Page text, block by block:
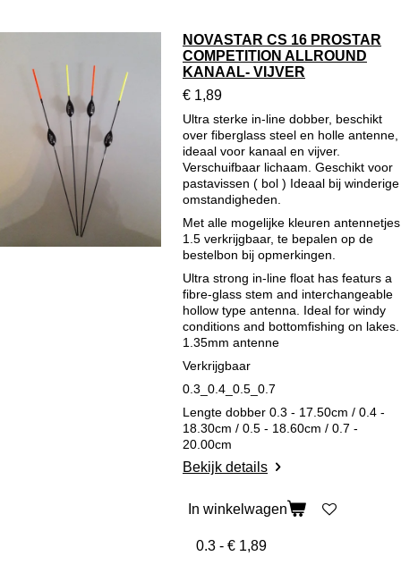
NOVASTAR CS 16 PROSTAR
COMPETITION ALLROUND
KANAAL- VIJVER
€ 1,89
Ultra sterke in-line dobber, beschikt
over fiberglass steel en holle antenne,
ideaal voor kanaal en vijver.
Verschuifbaar lichaam. Geschikt voor
pastavissen ( bol ) Ideaal bij winderige
omstandigheden.
Met alle mogelijke kleuren antennetjes
1.5 verkrijgbaar, te bepalen op de
bestelbon bij opmerkingen.
Ultra strong in-line float has featurs a
fibre-glass stem and interchangeable
hollow type antenna. Ideal for windy
conditions and bottomfishing on lakes.
1.35mm antenne
Verkrijgbaar
0.3_ 0.4_ 0.5_0 .7
Lengte dobber 0.3 - 17.50cm / 0.4 -
18.30cm / 0.5 - 18.60cm / 0.7 -
20.00cm
Bekijk details
In winkelwagen